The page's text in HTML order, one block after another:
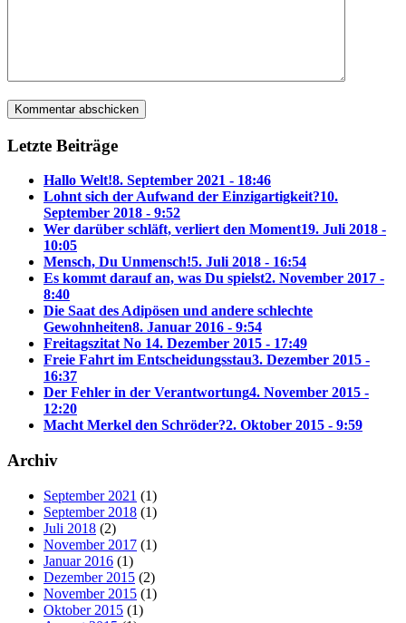
Letzte Beiträge
Hallo Welt!8. September 2021 - 18:46
Lohnt sich der Aufwand der Einzigartigkeit?10.
September 2018 - 9:52
Wer darüber schläft, verliert den Moment19. Juli 2018 -
10:05
Mensch, Du Unmensch!5. Juli 2018 - 16:54
Es kommt darauf an, was Du spielst2. November 2017 -
8:40
Die Saat des Adipösen und andere schlechte
Gewohnheiten8. Januar 2016 - 9:54
Freitagszitat No 14. Dezember 2015 - 17:49
Freie Fahrt im Entscheidungsstau3. Dezember 2015 -
16:37
Der Fehler in der Verantwortung4. November 2015 -
12:20
Macht Merkel den Schröder?2. Oktober 2015 - 9:59
Archiv
September 2021 (1)
September 2018 (1)
Juli 2018 (2)
November 2017 (1)
Januar 2016 (1)
Dezember 2015 (2)
November 2015 (1)
Oktober 2015 (1)